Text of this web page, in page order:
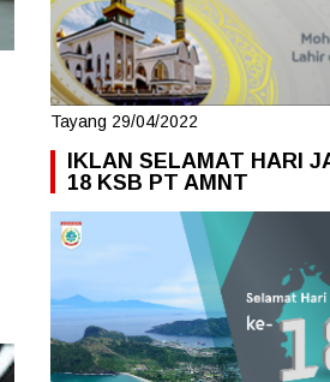
Tayang 29/04/2022
IKLAN SELAMAT HARI
18 KSB PT AMNT